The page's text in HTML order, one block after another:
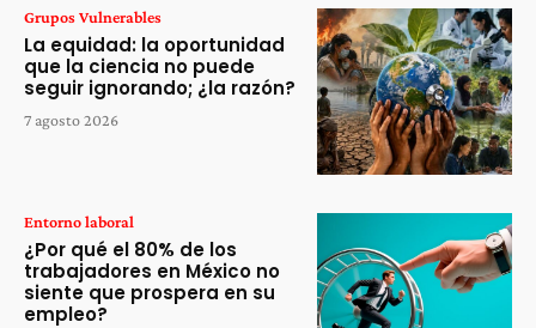
Grupos Vulnerables
La equidad: la oportunidad
que la ciencia no puede
seguir ignorando; ¿la razón?
7 agosto 2026
Entorno laboral
¿Por qué el 80% de los
trabajadores en México no
siente que prospera en su
empleo?